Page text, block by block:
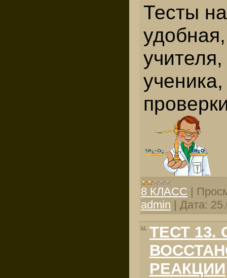
Тесты
8 КЛАСС |
admin | Дата:
ТЕСТ 13.
РЕАКЦИИ